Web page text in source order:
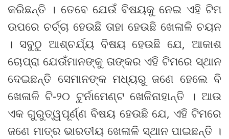
କରିଛନ୍ତି । ତେବେ ଯେଉଁ ବିଷୟକୁ ନେଇ ଏହି ଟିମ
ଉପରେ ଚର୍ଚ୍ଚା ହେଉଛି ତାହା ହେଉଛି ଖେଳାଳି ଚୟନ
। ସବୁଠୁ ଆଶ୍ଚର୍ଯ୍ୟ ବିଷୟ ହେଉଛି ଯେ, ଆକାଶ
ଚୋପ୍ରା ଯେଉଁମାନଙ୍କୁ ତାଙ୍କର ଏହି ଟିମରେ ସ୍ଥାନ
ଦେଇଛନ୍ତି ସେମାନଙ୍କ ମଧ୍ୟରୁ ଜଣେ ହେଲେ ବି
ଖେଳାଳି ଟି-୨୦ ଟୁର୍ନାମେଣ୍ଟ ଖେଳିନାହାନ୍ତି । ଆଉ
ଏକ ଗୁରୁତ୍ୱପୂର୍ଣ୍ଣ ବିଷୟ ହେଉଛି ଯେ, ଏହି ଟିମରେ
ଜଣେ ମାତ୍ର ଭାରତୀୟ ଖେଳାଳି ସ୍ଥାନ ପାଇଛନ୍ତି ।